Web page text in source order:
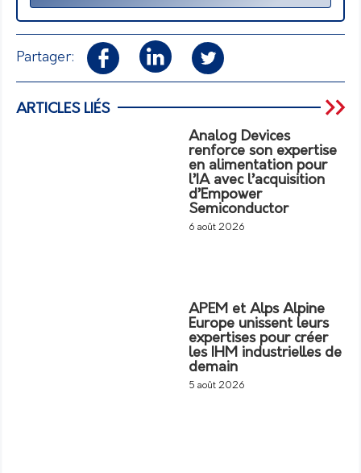
Partager:
ARTICLES LIÉS
Analog Devices
renforce son expertise
en alimentation pour
l’IA avec l’acquisition
d’Empower
Semiconductor
6 août 2026
APEM et Alps Alpine
Europe unissent leurs
expertises pour créer
les IHM industrielles de
demain
5 août 2026